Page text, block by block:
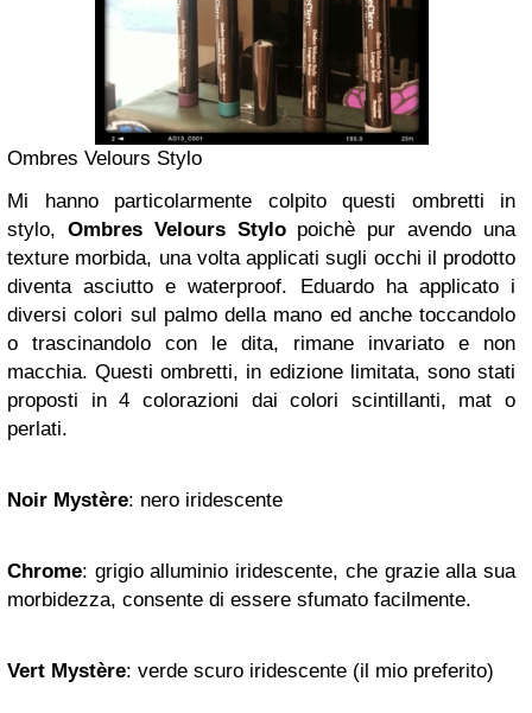
Ombres Velours Stylo
Mi hanno particolarmente colpito questi ombretti in
stylo, Ombres Velours Stylopoichè pur avendo una
texture morbida, una volta applicati sugli occhi il prodotto
diventa asciutto e waterproof. Eduardo ha applicato i
diversi colori sul palmo della mano ed anche toccandolo
o trascinandolo con le dita, rimane invariato e non
macchia. Questi ombretti, in edizione limitata, sono stati
proposti in 4 colorazioni dai colori scintillanti, mat o
perlati.
Noir Mystère: nero iridescente
Chrome: grigio alluminio iridescente, che grazie alla sua
morbidezza, consente di essere sfumato facilmente.
Vert Mystère: verde scuro iridescente (il mio preferito)